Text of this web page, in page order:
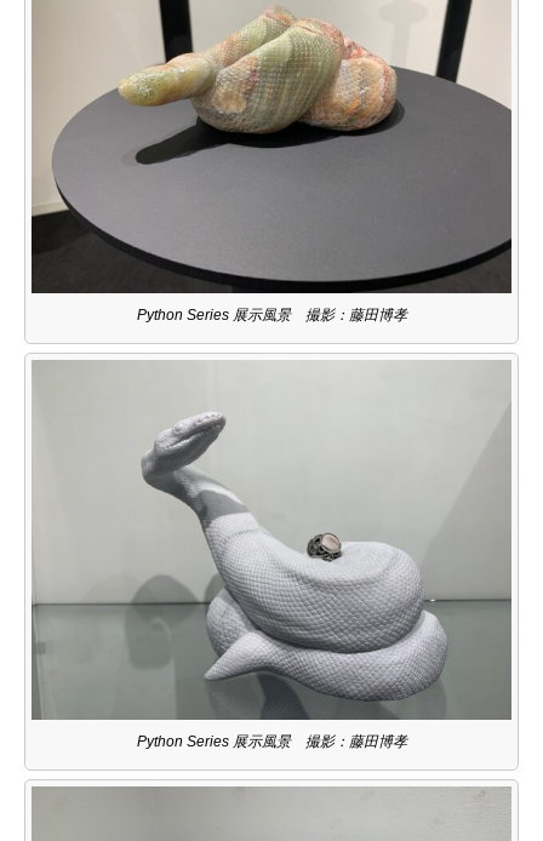
Python Series 展示風景 撮影：藤田博孝
Python Series 展示風景 撮影：藤田博孝